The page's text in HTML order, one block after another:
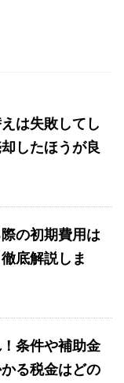
は失敗してし
したほうが良
の初期費用は
底解説しま
条件や補助金
る税金はどの